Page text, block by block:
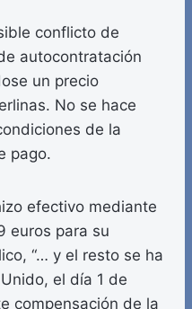
conflicto de
autocontratación
un precio
No se hace
de la
pago.
efectivo mediante
euros para su
“… y el resto se ha
el día 1 de
compensación de la